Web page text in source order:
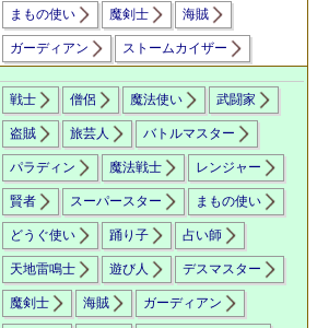
まもの使い 魔剣士 海賊
ガーディアン ストームカイザー
戦士 僧侶 魔法使い 武闘家
盗賊 旅芸人 バトルマスター
パラディン 魔法戦士 レンジャー
賢者 スーパースター まもの使い
どうぐ使い 踊り子 占い師
天地雷鳴士 遊び人 デスマスター
魔剣士 海賊 ガーディアン